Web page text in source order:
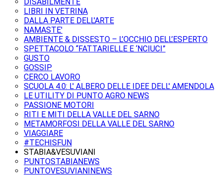
LIBRI IN VETRINA
DALLA PARTE DELL'ARTE
NAMASTE'
AMBIENTE & DISSESTO – L’OCCHIO DELL’ESPERTO
SPETTACOLO “FATTARIELLE E ‘NCIUCI”
GUSTO
GOSSIP
CERCO LAVORO
SCUOLA 4.0: L' ALBERO DELLE IDEE DELL' AMENDOLA
LE UTILITY DI PUNTO AGRO NEWS
PASSIONE MOTORI
RITI E MITI DELLA VALLE DEL SARNO
METAMORFOSI DELLA VALLE DEL SARNO
VIAGGIARE
#TECHISFUN
STABIA&VESUVIANI
PUNTOSTABIANEWS
PUNTOVESUVIANINEWS